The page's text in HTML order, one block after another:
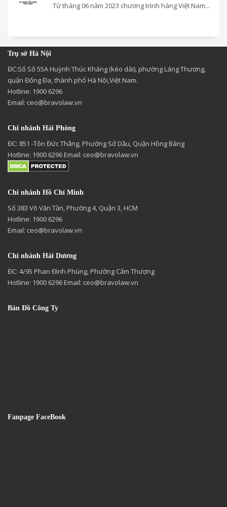
Từ tháng 06 năm 2023 chương trình hàng Việt Nam...
Trụ sở Hà Nội
ĐC:Số Số 55A Huỳnh Thúc Kháng (kéo dài), phường Láng Thượng,
quận Đống Đa, thành phố Hà Nội,Việt Nam.
Hotline: 1900 6296
Email: ceo@bravolaw.vn
Chi nhánh Hải Phòng
ĐC: 851 -Tôn Đức Thắng, Phường Sở Dầu, Quận Hồng Bàng
Hotline: 1900 6296 Email: ceo@bravolaw.vn
Chi nhánh Hồ Chí Minh
Số 383 Võ Văn Tần, Phường 4, Quận 3, HCM
Hotline: 1900 6296
Email: ceo@bravolaw.vn
Chi nhánh Hải Dương
ĐC: 4/95 Phan Đình Phùng, Phường Cẩm Thượng
Hotline: 1900 6296 Email: ceo@bravolaw.vn
Bản Đồ Công Ty
Fanpage FaceBook